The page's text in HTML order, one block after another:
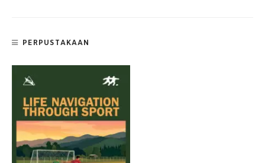
PERPUSTAKAAN